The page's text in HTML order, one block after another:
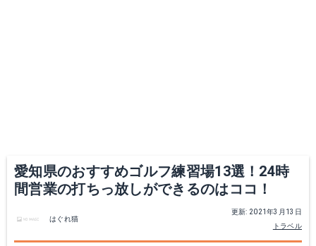
愛知県のおすすめゴルフ練習場13選！24時
間営業の打ちっ放しができるのはココ！
更新: 2021年3月13日
トラベル
はぐれ猫